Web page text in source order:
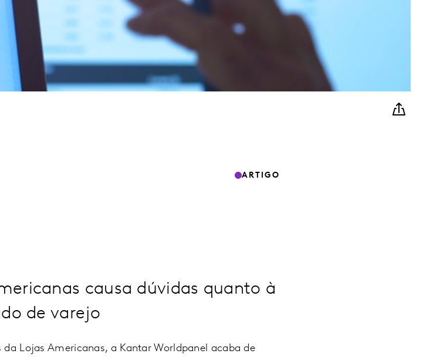
ARTIGO
causa dúvidas quanto à
de varejo
Lojas Americanas, a Kantar Worldpanel acaba de